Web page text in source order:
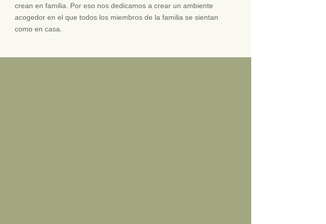
crean en familia. Por eso nos dedicamos a crear un ambiente
acogedor en el que todos los miembros de la familia se sientan
como en casa.